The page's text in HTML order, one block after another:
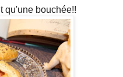
qu'une bouchée!!